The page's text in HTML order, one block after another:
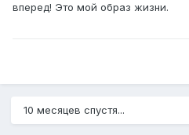
вперед! Это мой образ жизни.
10 месяцев спустя...